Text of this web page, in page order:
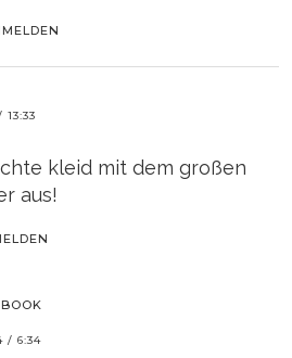
13:33
kleid mit dem großen
aus!
/ 6:34